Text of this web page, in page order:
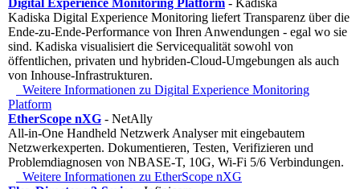
Digital Experience Monitoring Platform - Kadiska
Kadiska Digital Experience Monitoring liefert Transparenz über die
Ende-zu-Ende-Performance von Ihren Anwendungen - egal wo sie
sind. Kadiska visualisiert die Servicequalität sowohl von
öffentlichen, privaten und hybriden-Cloud-Umgebungen als auch
von Inhouse-Infrastrukturen.
Weitere Informationen zu Digital Experience Monitoring
Platform
EtherScope nXG - NetAlly
All-in-One Handheld Netzwerk Analyser mit eingebautem
Netzwerkexperten. Dokumentieren, Testen, Verifizieren und
Problemdiagnosen von NBASE-T, 10G, Wi-Fi 5/6 Verbindungen.
Weitere Informationen zu EtherScope nXG